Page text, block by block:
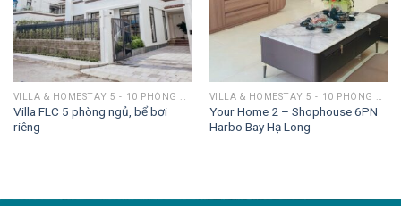
Villa FLC 5 phòng ngủ, bể bơi
riêng
Your Home 2 – Shophouse 6PN
Harbo Bay Hạ Long